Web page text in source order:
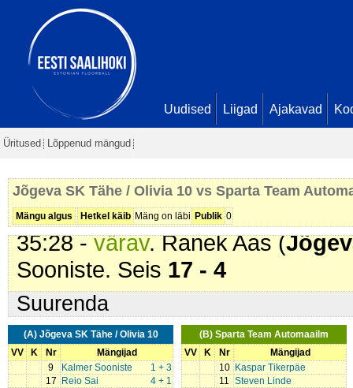
Uudised Liigad Ajakavad
Üritused Lõppenud mängud
Jõgeva SK Tähe / Olivia 10 vs Sparta Team
Mängu algus Hetkel käib Mäng on läbi Publik 0
29:24 -
värav
29:27 -värav
30:04 -värav
Marcus Õunmaa. Seis16 - 2
32:18 -värav. William Friedrich
34:54 -värav. William Friedrich
Söötis Ralf Rooteman. Seis
35:28 -värav. Ranek Aas (
Sooniste. Seis 17 - 4
Suurenda
(A) Jõgeva SK Tähe / Olivia 10
VV
K Nr
Mängijad
9
1 + 3
Kalmer Sooniste
17
4 + 1
Reio Sai
(B) Sparta Team Automaailm
VV
K Nr
Mängijad
10
Kaspar Tikerpäe
11 Steven Linde